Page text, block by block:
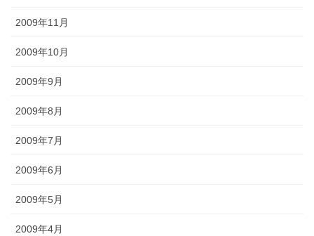
2009年11月
2009年10月
2009年9月
2009年8月
2009年7月
2009年6月
2009年5月
2009年4月